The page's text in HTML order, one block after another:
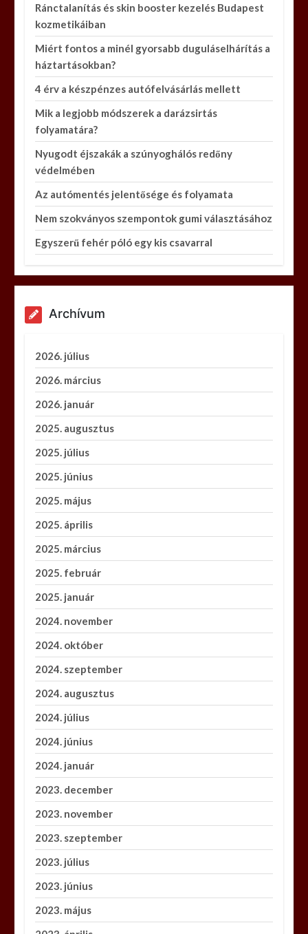
Ránctalanítás és skin booster kezelés Budapest
kozmetikáiban
Miért fontos a minél gyorsabb duguláselhárítás a
háztartásokban?
4 érv a készpénzes autófelvásárlás mellett
Mik a legjobb módszerek a darázsirtás
folyamatára?
Nyugodt éjszakák a szúnyoghálós redőny
védelmében
Az autómentés jelentősége és folyamata
Nem szokványos szempontok gumi választásához
Egyszerű fehér póló egy kis csavarral
Archívum
2026. július
2026. március
2026. január
2025. augusztus
2025. július
2025. június
2025. május
2025. április
2025. március
2025. február
2025. január
2024. november
2024. október
2024. szeptember
2024. augusztus
2024. július
2024. június
2024. január
2023. december
2023. november
2023. szeptember
2023. július
2023. június
2023. május